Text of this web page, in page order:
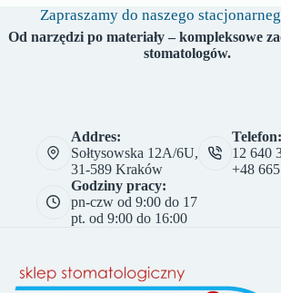
Zapraszamy do naszego
Od narzędzi po materiały – kompleksowe
stomatologów.
Addres:
Sołtysowska 12A/6U,
31-589 Kraków
Telefon:
12 640
+48
Godziny pracy:
pn-czw od 9:00 do 17
pt. od 9:00 do 16:00